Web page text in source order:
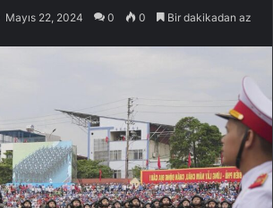
Mayıs 22, 2024 0 0 Bir dakikadan az